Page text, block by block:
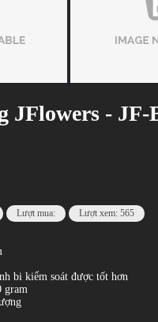
JFlowers - JF-
Lượt mua: Lượt xem: 565
bi kiểm soát được tốt hơn
gram